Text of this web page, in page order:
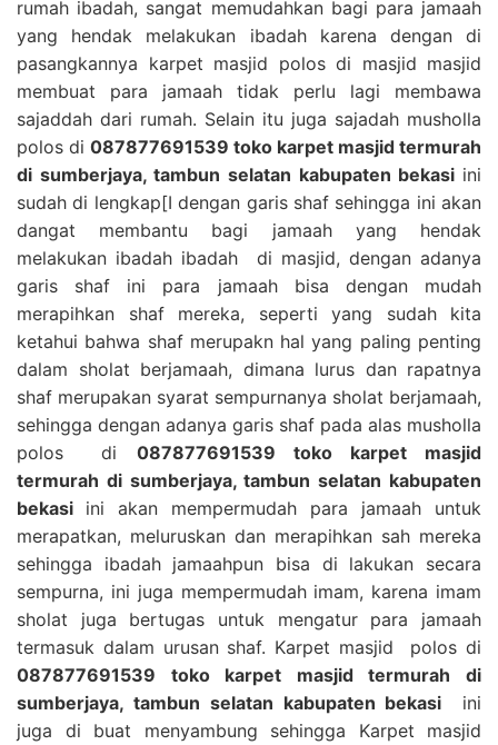
rumah ibadah, sangat memudahkan bagi para jamaah
yang hendak melakukan ibadah karena dengan di
pasangkannya karpet masjid polos di masjid masjid
membuat para jamaah tidak perlu lagi membawa
sajaddah dari rumah. Selain itu juga sajadah musholla
polos di 087877691539 toko karpet masjid termurah
di sumberjaya, tambun selatan kabupaten bekasi ini
sudah di lengkap[I dengan garis shaf sehingga ini akan
dangat membantu bagi jamaah yang hendak
melakukan ibadah ibadah di masjid, dengan adanya
garis shaf ini para jamaah bisa dengan mudah
merapihkan shaf mereka, seperti yang sudah kita
ketahui bahwa shaf merupakn hal yang paling penting
dalam sholat berjamaah, dimana lurus dan rapatnya
shaf merupakan syarat sempurnanya sholat berjamaah,
sehingga dengan adanya garis shaf pada alas musholla
polos di 087877691539 toko karpet masjid
termurah di sumberjaya, tambun selatan kabupaten
bekasi ini akan mempermudah para jamaah untuk
merapatkan, meluruskan dan merapihkan sah mereka
sehingga ibadah jamaahpun bisa di lakukan secara
sempurna, ini juga mempermudah imam, karena imam
sholat juga bertugas untuk mengatur para jamaah
termasuk dalam urusan shaf. Karpet masjid polos di
087877691539 toko karpet masjid termurah di
sumberjaya, tambun selatan kabupaten bekasi
ini
juga di buat menyambung sehingga Karpet masjid